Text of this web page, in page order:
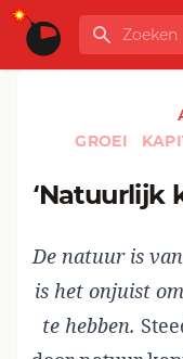
Ga naar de inhoud
GLOBALINFO
Zoeken
GROEI
De natuur is
is het onjuist
te hebben.